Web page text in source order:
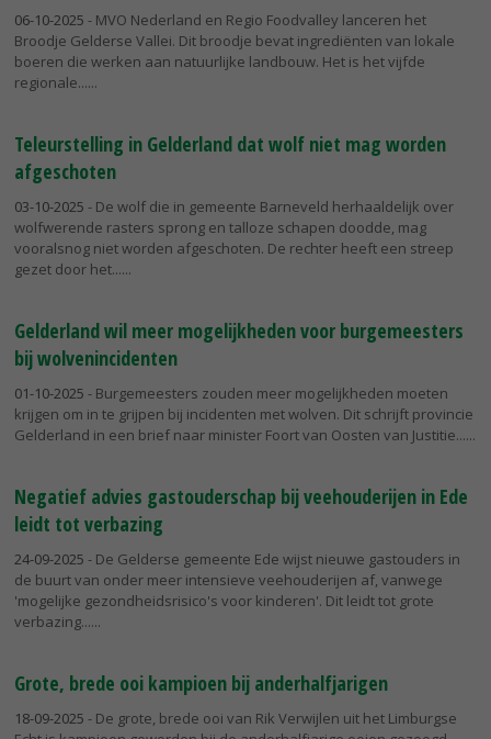
06-10-2025 - MVO Nederland en Regio Foodvalley lanceren het
Broodje Gelderse Vallei. Dit broodje bevat ingrediënten van lokale
boeren die werken aan natuurlijke landbouw. Het is het vijfde
regionale...
Teleurstelling in Gelderland dat wolf niet mag worden
afgeschoten
03-10-2025 - De wolf die in gemeente Barneveld herhaaldelijk over
wolfwerende rasters sprong en talloze schapen doodde, mag
vooralsnog niet worden afgeschoten. De rechter heeft een streep
gezet door het...
Gelderland wil meer mogelijkheden voor burgemeesters
bij wolvenincidenten
01-10-2025 - Burgemeesters zouden meer mogelijkheden moeten
krijgen om in te grijpen bij incidenten met wolven. Dit schrijft provincie
Gelderland in een brief naar minister Foort van Oosten van Justitie...
Negatief advies gastouderschap bij veehouderijen in Ede
leidt tot verbazing
24-09-2025 - De Gelderse gemeente Ede wijst nieuwe gastouders in
de buurt van onder meer intensieve veehouderijen af, vanwege
'mogelijke gezondheidsrisico's voor kinderen'. Dit leidt tot grote
verbazing...
Grote, brede ooi kampioen bij anderhalfjarigen
18-09-2025 - De grote, brede ooi van Rik Verwijlen uit het Limburgse